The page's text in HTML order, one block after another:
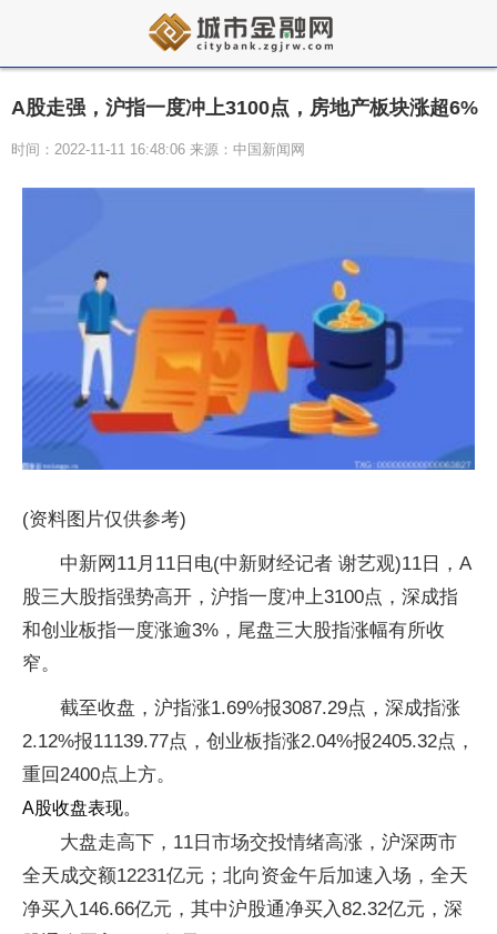
A股走强，沪指一度冲上3100点，房地产板块涨超6%
时间：2022-11-11 16:48:06 来源：中国新闻网
(资料图片仅供参考)
中新网11月11日电(中新财经记者 谢艺观)11日，A
股三大股指强势高开，沪指一度冲上3100点，深成指
和创业板指一度涨逾3%，尾盘三大股指涨幅有所收
窄。
截至收盘，沪指涨1.69%报3087.29点，深成指涨
2.12%报11139.77点，创业板指涨2.04%报2405.32点，
重回2400点上方。
A股收盘表现。
大盘走高下，11日市场交投情绪高涨，沪深两市
全天成交额12231亿元；北向资金午后加速入场，全天
净买入146.66亿元，其中沪股通净买入82.32亿元，深